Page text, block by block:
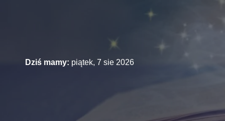
Dziś mamy: piątek, 7 sie 2026